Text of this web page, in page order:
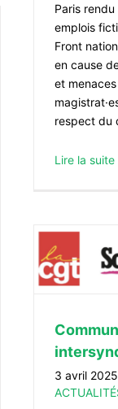
Paris rendu
emplois
Front
en cause
et
respect du
Lire la suite
3 avril 2025